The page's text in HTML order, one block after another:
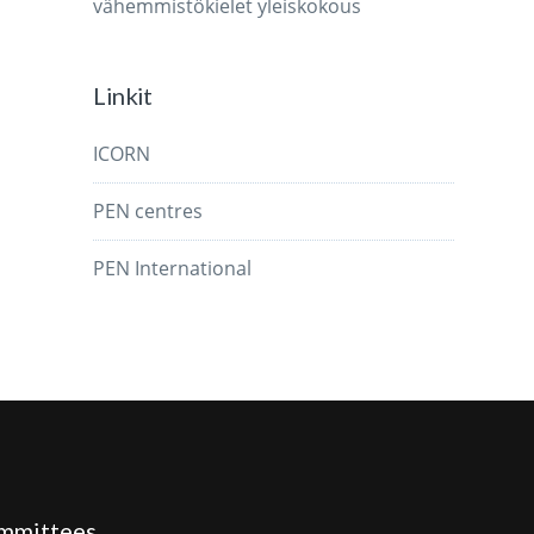
vähemmistökieletyleiskokous
Linkit
ICORN
PEN centres
PEN International